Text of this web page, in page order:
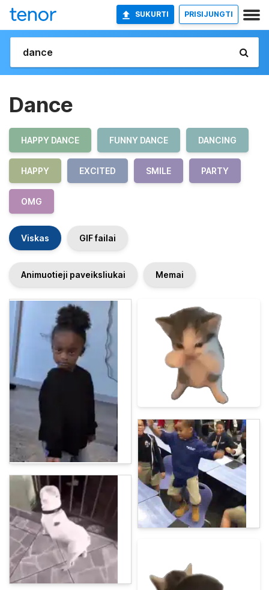
SUKURTI PRISIJUNGTI
Dance
HAPPY DANCE FUNNY DANCE DANCING
HAPPY EXCITED SMILE PARTY
OMG
Viskas GIF failai
Animuotieji paveiksliukai Memai